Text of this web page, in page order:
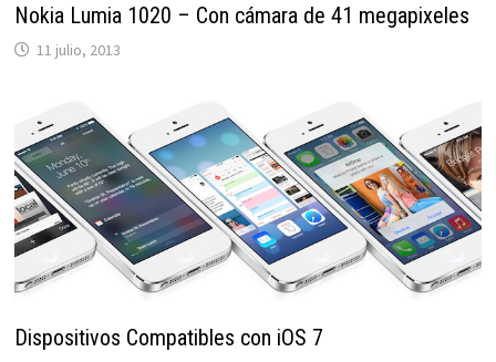
Nokia Lumia 1020 – Con cámara de 41 megapixeles
11 julio, 2013
Dispositivos Compatibles con iOS 7